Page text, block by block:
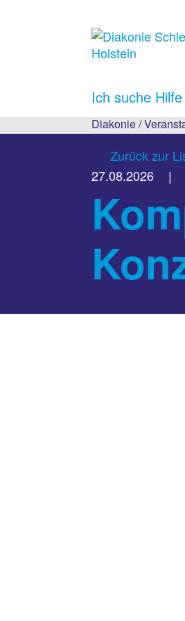
Ich suche Hilfe
Diakonie/
Zurück zur
27.08.2026
|